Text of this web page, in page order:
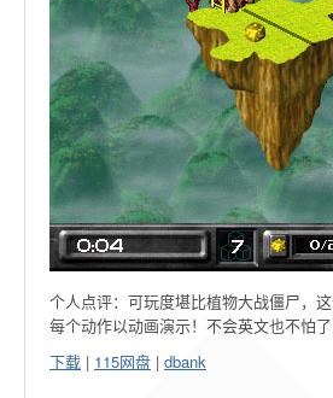
个人点评：可玩度堪比植物大战僵尸，
每个动作以动画演示！不会英文也不怕
下载 | 115网盘 | dbank